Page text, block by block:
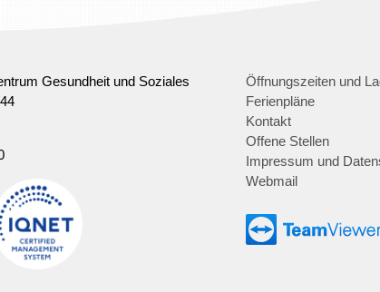
Gesundheit und Soziales
Öffnungszeiten und
Ferienpläne
Kontakt
Offene Stellen
Impressum und
Webmail